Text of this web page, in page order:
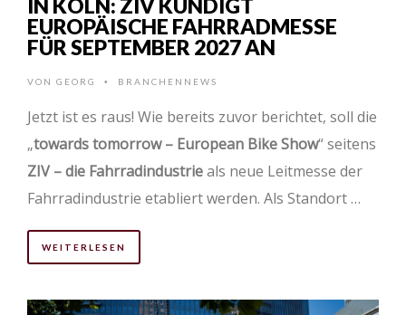
IN KÖLN: ZIV KÜNDIGT
EUROPÄISCHE FAHRRADMESSE
FÜR SEPTEMBER 2027 AN
VON GEORG • BRANCHENNEWS
Jetzt ist es raus! Wie bereits zuvor berichtet, soll die
„towards tomorrow – European Bike Show“ seitens
ZIV – die Fahrradindustrieals neue Leitmesse der
Fahrradindustrie etabliert werden. Als Standort …
WEITERLESEN